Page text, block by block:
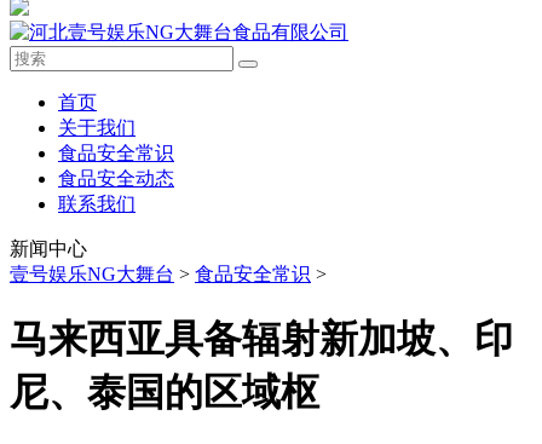
首页
关于我们
食品安全常识
食品安全动态
联系我们
新闻中心
壹号娱乐NG大舞台 > 食品安全常识 >
马来西亚具备辐射新加坡、印
尼、泰国的区域枢